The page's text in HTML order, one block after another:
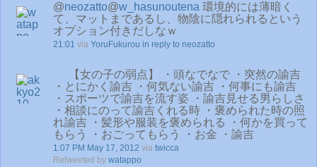
@neozatto@w_hasunoutena 環境的には薄暗く
て、マットまであるし、物陰に隠れられるという
オプション付きだしなｗ
21:01 via YoruFukurou in reply to neozatto
【女の子の弱点】 ・頭なでなで ・突然の諭吉
・とにかく諭吉 ・何気ない諭吉 ・何事にも諭吉
・スポーツで諭吉を流す姿 ・諭吉見せる男らしさ
・相談にのって諭吉くれる時 ・褒められた時の照
れ諭吉 ・髪形や服装を褒められる ・何かを買って
もらう ・おごってもらう ・お金 ・諭吉
1:07 PM May 17, 2012 via twicca
Retweeted by watappo